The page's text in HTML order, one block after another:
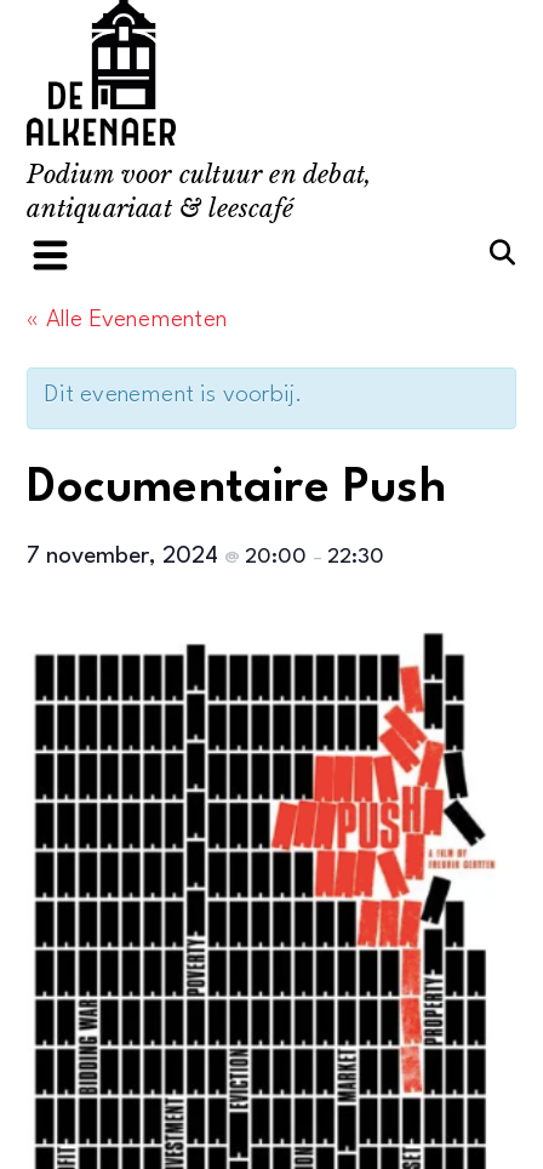
content
Podium voor cultuur en debat,
antiquariaat & leescafé
« Alle Evenementen
Dit evenement is voorbij.
Documentaire Push
7 november, 2024 @ 20:00 – 22:30